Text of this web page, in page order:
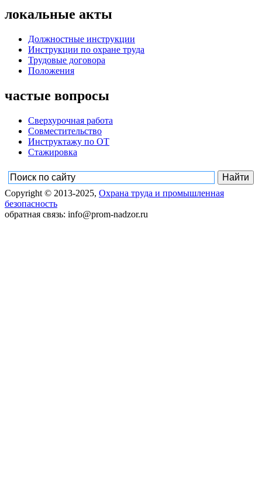
локальные акты
Должностные инструкции
Инструкции по охране труда
Трудовые договора
Положения
частые вопросы
Сверхурочная работа
Совместительство
Инструктажу по ОТ
Стажировка
Copyright © 2013-2025, Охрана труда и промышленная
безопасность
обратная связь: info@prom-nadzor.ru